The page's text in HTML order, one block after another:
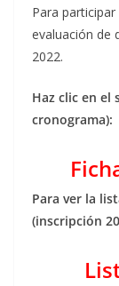
Para
evaluación de
2022.
Haz clic en el
cronograma):
Para ver la
(inscripción